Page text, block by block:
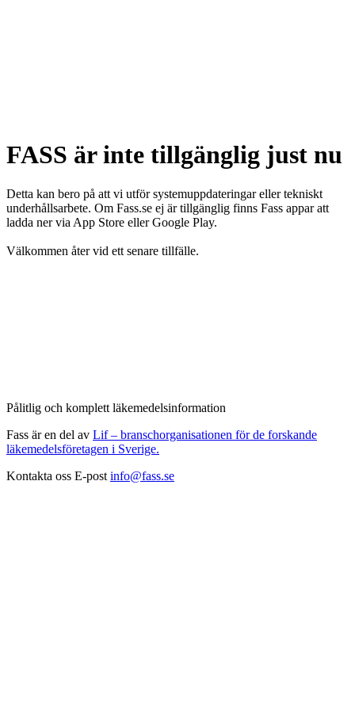
FASS är inte tillgänglig just nu
Detta kan bero på att vi utför systemuppdateringar eller tekniskt
underhållsarbete. Om Fass.se ej är tillgänglig finns Fass appar att
ladda ner via App Store eller Google Play.
Välkommen åter vid ett senare tillfälle.
Pålitlig och komplett läkemedelsinformation
Fass är en del av Lif – branschorganisationen för de forskande
läkemedelsföretagen i Sverige.
Kontakta oss E-post info@fass.se